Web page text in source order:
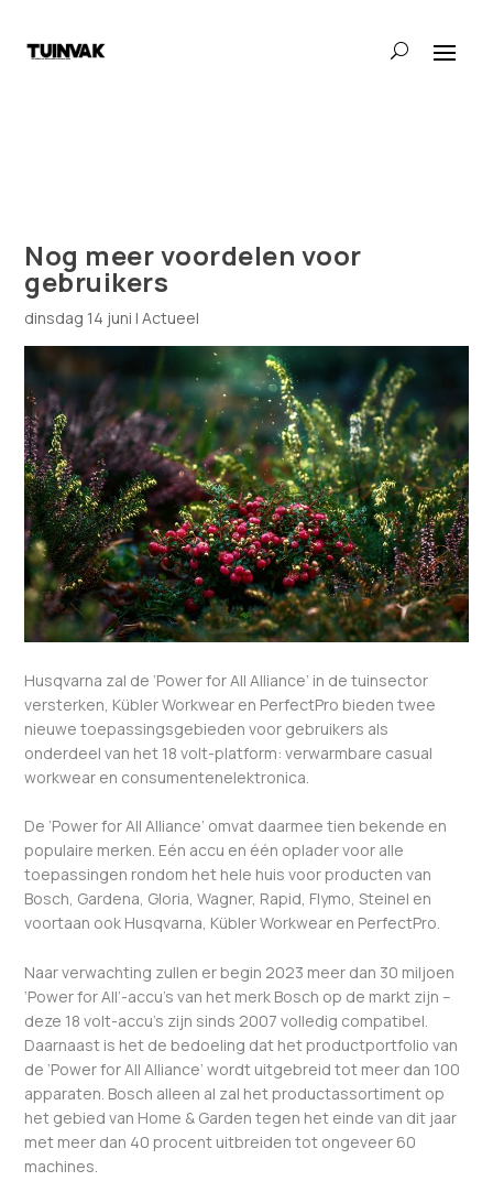
Nog meer voordelen voor
gebruikers
dinsdag 14 juni |Actueel
Husqvarna zal de ‘Power for All Alliance’ in de tuinsector
versterken, Kübler Workwear en PerfectPro bieden twee
nieuwe toepassingsgebieden voor gebruikers als
onderdeel van het 18 volt-platform: verwarmbare casual
workwear en consumentenelektronica.
De ‘Power for All Alliance’ omvat daarmee tien bekende en
populaire merken. Eén accu en één oplader voor alle
toepassingen rondom het hele huis voor producten van
Bosch, Gardena, Gloria, Wagner, Rapid, Flymo, Steinel en
voortaan ook Husqvarna, Kübler Workwear en PerfectPro.
Naar verwachting zullen er begin 2023 meer dan 30 miljoen
‘Power for All’-accu’s van het merk Bosch op de markt zijn –
deze 18 volt-accu’s zijn sinds 2007 volledig compatibel.
Daarnaast is het de bedoeling dat het productportfolio van
de ‘Power for All Alliance’ wordt uitgebreid tot meer dan 100
apparaten. Bosch alleen al zal het productassortiment op
het gebied van Home & Garden tegen het einde van dit jaar
met meer dan 40 procent uitbreiden tot ongeveer 60
machines.